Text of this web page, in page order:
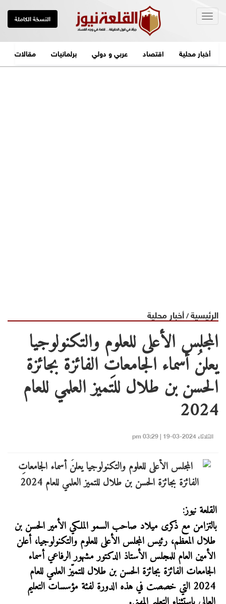
النسخة الكاملة
أخبار محلية اقتصاد عربي و دولي برلمانيات مقالات
الرئيسية/أخبار محلية
المجلس الأعلى للعلوم والتكنولوجيا
يعلنُ أسماء الجامعاتِ الفائزة بجائزة
الحسن بن طلال للتميز العلمي للعام
2024
الثلاثاء 2024-03-19 | 03:29 pm
القلعة نيوز:
بالتزامن مع ذكرى ميلاد صاحب السمو الملكي الأمير الحسن بن
طلال المعظم، رئيس المجلس الأعلى للعلوم والتكنولوجيا، أعلن
الأمين العام للمجلس الأستاذ الدكتور مشهور الرفاعي أسماء
الجامعات الفائزة بجائزة الحسن بن طلال للتميّز العلمي للعام
2024 التي خصصت في هذه الدورة لفئة مؤسسات التعليم